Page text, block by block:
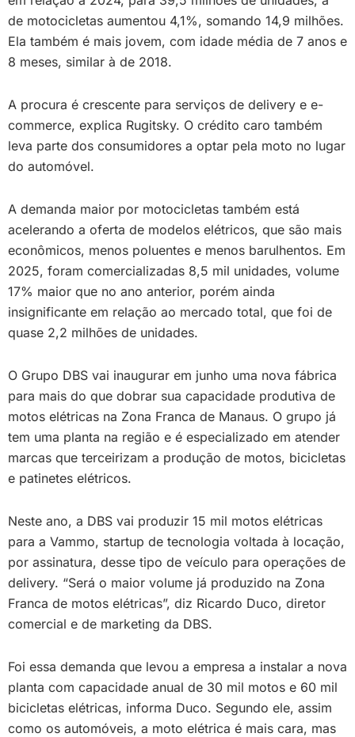
de motocicletas aumentou 4,1%, somando 14,9 milhões.
Ela também é mais jovem, com idade média de 7 anos e
8 meses, similar à de 2018.
A procura é crescente para serviços de delivery e e-
commerce, explica Rugitsky. O crédito caro também
leva parte dos consumidores a optar pela moto no lugar
do automóvel.
A demanda maior por motocicletas também está
acelerando a oferta de modelos elétricos, que são mais
econômicos, menos poluentes e menos barulhentos. Em
2025, foram comercializadas 8,5 mil unidades, volume
17% maior que no ano anterior, porém ainda
insignificante em relação ao mercado total, que foi de
quase 2,2 milhões de unidades.
O Grupo DBS vai inaugurar em junho uma nova fábrica
para mais do que dobrar sua capacidade produtiva de
motos elétricas na Zona Franca de Manaus. O grupo já
tem uma planta na região e é especializado em atender
marcas que terceirizam a produção de motos, bicicletas
e patinetes elétricos.
Neste ano, a DBS vai produzir 15 mil motos elétricas
para a Vammo, startup de tecnologia voltada à locação,
por assinatura, desse tipo de veículo para operações de
delivery. “Será o maior volume já produzido na Zona
Franca de motos elétricas”, diz Ricardo Duco, diretor
comercial e de marketing da DBS.
Foi essa demanda que levou a empresa a instalar a nova
planta com capacidade anual de 30 mil motos e 60 mil
bicicletas elétricas, informa Duco. Segundo ele, assim
como os automóveis, a moto elétrica é mais cara, mas